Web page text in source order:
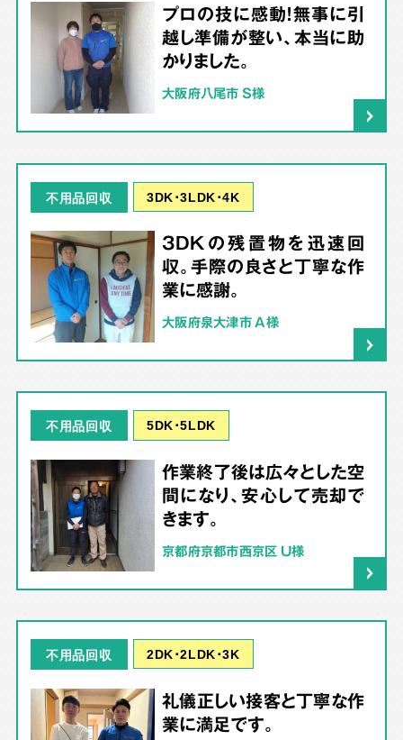
プロの技に感動！無事に引
越し準備が整い、本当に助
かりました。
大阪府八尾市 S様
不用品回収 3DK･3LDK･4K
3DKの残置物を迅速回
収。手際の良さと丁寧な作
業に感謝。
大阪府泉大津市 A様
不用品回収 5DK･5LDK
作業終了後は広々とした空
間になり、安心して売却で
きます。
京都府京都市西京区 U様
不用品回収 2DK･2LDK･3K
礼儀正しい接客と丁寧な作
業に満足です。